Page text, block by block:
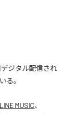
デジタル配信され
る。
LINE MUSIC、